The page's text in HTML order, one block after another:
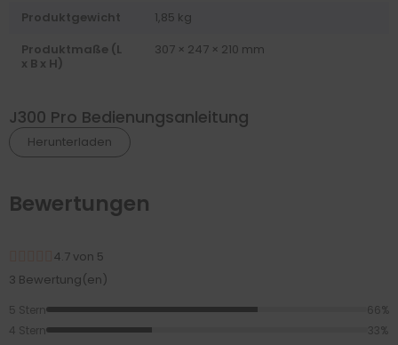
Produktgewicht
1,85 kg
Produktmaße (L
x B x H)
307 × 247 × 210 mm
J300 Pro Bedienungsanleitung
Herunterladen
Bewertungen
4.7 von 5
3 Bewertung(en)
5 Stern
66%
4 Stern
33%